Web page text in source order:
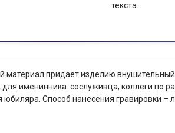
текста.
придает изделию
именинника: сослуживца, коллеги по
Способ нанесения гравировки –